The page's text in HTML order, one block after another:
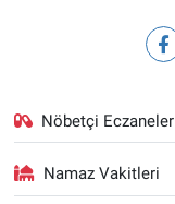
Nöbetçi Eczaneler
Namaz Vakitleri